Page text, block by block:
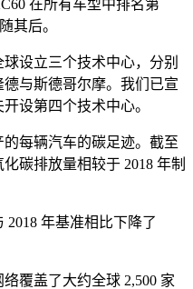
在所有车型中排名第
其后。
设立三个技术中心，分别
与斯德哥尔摩。我们已宣
设第四个技术中心。
每辆汽车的碳足迹。截至
碳排放量相较于 2018 年制
年基准相比下降了
覆盖了大约全球 2,500 家